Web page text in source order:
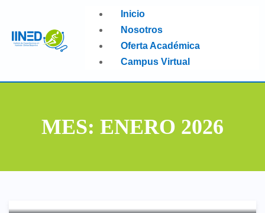
Inicio
Nosotros
Oferta Académica
Campus Virtual
MES: ENERO 2026
Preservación de Masa